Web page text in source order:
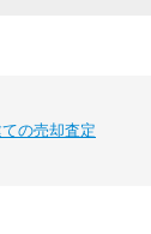
の売却査定